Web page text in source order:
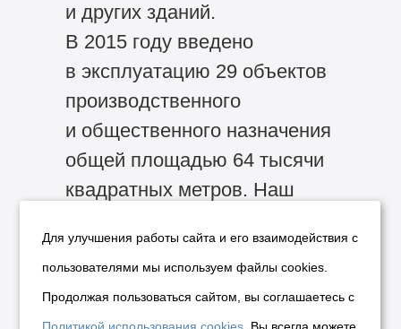
и других зданий.
В 2015 году введено
в эксплуатацию 29 объектов
производственного
и общественного назначения
общей площадью 64 тысячи
квадратных метров. Наш
место по наличию
строительных площадок. Это
свидетельствует о его
Для улучшения работы сайта и его взаимодействия с
пользователями мы используем файлы cookies.
Продолжая пользоваться сайтом, вы соглашаетесь с